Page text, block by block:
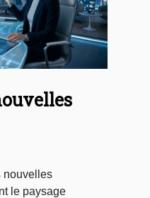
les
?
nouvelles
le paysage